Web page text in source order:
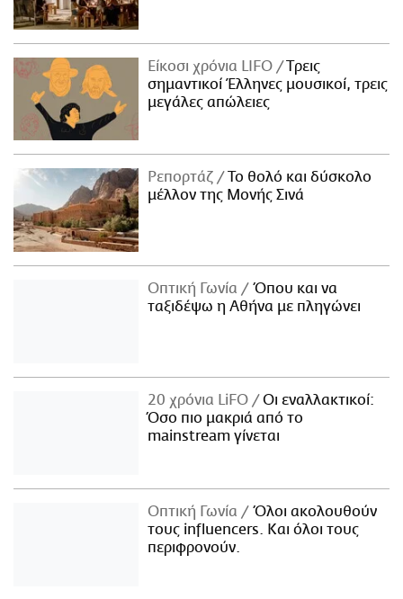
Είκοσι χρόνια LIFO
Tρεις
σημαντικοί Έλληνες μουσικοί, τρεις
μεγάλες απώλειες
Ρεπορτάζ
Το θολό και δύσκολο
μέλλον της Μονής Σινά
Οπτική Γωνία
Όπου και να
ταξιδέψω η Αθήνα με πληγώνει
20 χρόνια LiFO
Οι εναλλακτικοί:
Όσο πιο μακριά από το
mainstream γίνεται
Οπτική Γωνία
Όλοι ακολουθούν
τους influencers. Και όλοι τους
περιφρονούν.